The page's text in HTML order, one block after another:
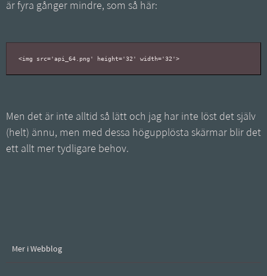
är fyra gånger mindre, som så här:
Men det är inte alltid så lätt och jag har inte löst det själv
(helt) ännu, men med dessa högupplösta skärmar blir det
ett allt mer tydligare behov.
Mer i Webblog